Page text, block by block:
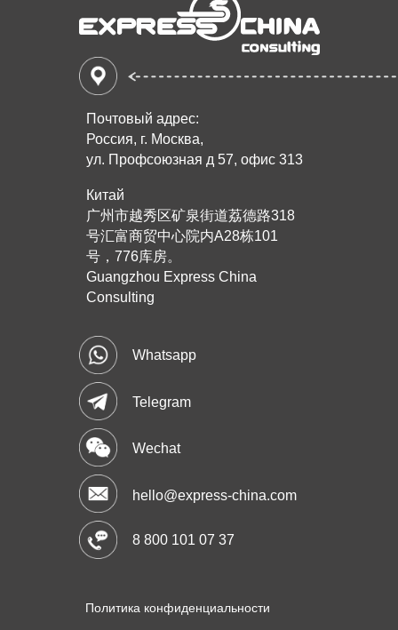
Почтовый адрес:
Россия, г. Москва,
ул. Профсоюзная д 57, офис 313
Политика конфиденциальности
Whatsapp
Telegram
Wechat
hello@express-china.com
8 800 101 07 37
Китай
广州市越秀区矿泉街道荔德路318
号汇富商贸中心院内A28栋101
号，776库房。
Guangzhou Express China
Consulting